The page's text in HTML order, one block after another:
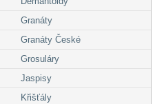
Granáty
Granáty České
Grosuláry
Jaspisy
Křišťály